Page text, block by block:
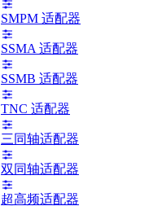
SMPM 适配器
SSMA 适配器
SSMB 适配器
TNC 适配器
三同轴适配器
双同轴适配器
超高频适配器